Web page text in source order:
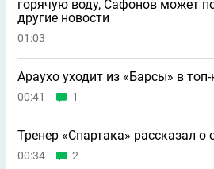
горячую воду, Сафонов может
другие новости
01:03
Араухо уходит из «Барсы» в
00:41 1
Тренер «Спартака» рассказал
00:34 2